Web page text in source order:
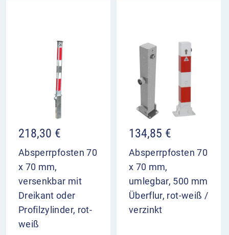
218,30 €
Absperrpfosten 70
x 70 mm,
versenkbar mit
Dreikant oder
Profilzylinder, rot-
weiß
134,85 €
Absperrpfosten 70
x 70 mm,
umlegbar, 500 mm
Überflur, rot-weiß /
verzinkt